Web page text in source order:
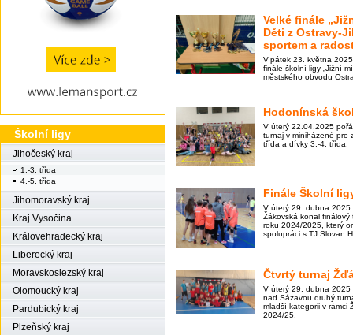
Školní ligy
Jihočeský kraj
1.-3. třída
4.-5. třída
Jihomoravský kraj
Kraj Vysočina
Královehradecký kraj
Liberecký kraj
Moravskoslezský kraj
Olomoucký kraj
Pardubický kraj
Plzeňský kraj
Velké finále
Děti z Ostravy-
sportem a
V pátek 23. května
finále školní ligy „Jižní
městského obvodu
Hodonínská
V úterý 22.04.2025
turnaj v miniházené pro
třída a dívky 3.-4. třída.
Finále Školní
V úterý 29. dubna
Žákovská konal
roku 2024/2025, který
spolupráci s TJ Slovan
Čtvrtý turnaj
V úterý 29. dubna 2025
nad Sázavou druhý
mladší kategorii v rámci
2024/25.